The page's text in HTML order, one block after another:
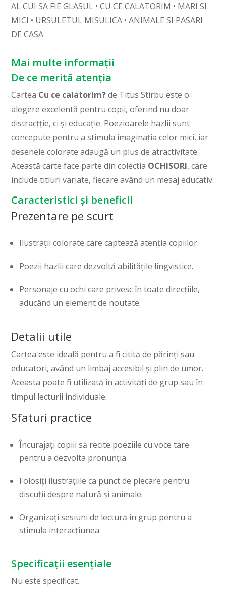
AL CUI SA FIE GLASUL • CU CE CALATORIM • MARI SI
MICI • URSULETUL MISULICA • ANIMALE SI PASARI
DE CASA
Mai multe informații
De ce merită atenția
Cartea Cu ce calatorim?de Titus Stirbu este o
alegere excelentă pentru copii, oferind nu doar
distracțție, ci și educație. Poezioarele hazlii sunt
concepute pentru a stimula imaginația celor mici, iar
desenele colorate adaugă un plus de atractivitate.
Această carte face parte din colectia OCHISORI, care
include titluri variate, fiecare având un mesaj educativ.
Caracteristici și beneficii
Prezentare pe scurt
Ilustrații colorate care captează atenția copiilor.
Poezii hazlii care dezvoltă abilitățile lingvistice.
Personaje cu ochi care privesc în toate direcțiile,
aducând un element de noutate.
Detalii utile
Cartea este ideală pentru a fi citită de părinți sau
educatori, având un limbaj accesibil și plin de umor.
Aceasta poate fi utilizată în activități de grup sau în
timpul lecturii individuale.
Sfaturi practice
Încurajați copiii să recite poeziile cu voce tare
pentru a dezvolta pronunția.
Folosiți ilustrațiile ca punct de plecare pentru
discuții despre natură și animale.
Organizați sesiuni de lectură în grup pentru a
stimula interacțiunea.
Specificații esențiale
Nu este specificat.